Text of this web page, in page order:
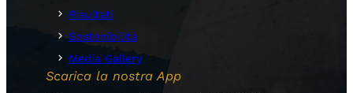
Risultati
Sostenibilità
Media Gallery
Scarica la nostra App